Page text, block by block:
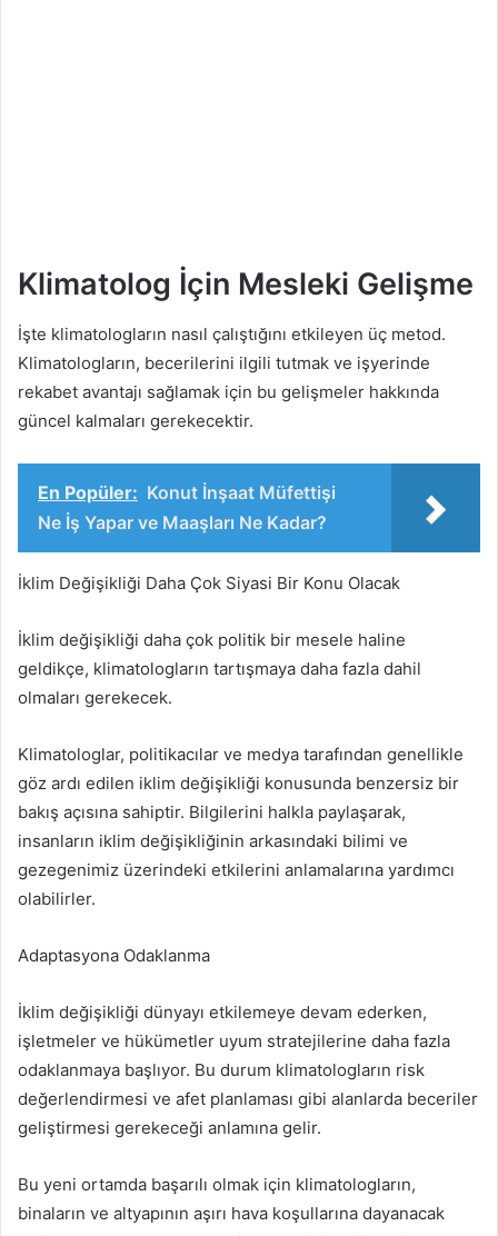
Klimatolog İçin Mesleki Gelişme
İşte klimatologların nasıl çalıştığını etkileyen üç metod.
Klimatologların, becerilerini ilgili tutmak ve işyerinde
rekabet avantajı sağlamak için bu gelişmeler hakkında
güncel kalmaları gerekecektir.
En Popüler: Konut İnşaat Müfettişi
Ne İş Yapar ve Maaşları Ne Kadar?
İklim Değişikliği Daha Çok Siyasi Bir Konu Olacak
İklim değişikliği daha çok politik bir mesele haline
geldikçe, klimatologların tartışmaya daha fazla dahil
olmaları gerekecek.
Klimatologlar, politikacılar ve medya tarafından genellikle
göz ardı edilen iklim değişikliği konusunda benzersiz bir
bakış açısına sahiptir. Bilgilerini halkla paylaşarak,
insanların iklim değişikliğinin arkasındaki bilimi ve
gezegenimiz üzerindeki etkilerini anlamalarına yardımcı
olabilirler.
Adaptasyona Odaklanma
İklim değişikliği dünyayı etkilemeye devam ederken,
işletmeler ve hükümetler uyum stratejilerine daha fazla
odaklanmaya başlıyor. Bu durum klimatologların risk
değerlendirmesi ve afet planlaması gibi alanlarda beceriler
geliştirmesi gerekeceği anlamına gelir.
Bu yeni ortamda başarılı olmak için klimatologların,
binaların ve altyapının aşırı hava koşullarına dayanacak